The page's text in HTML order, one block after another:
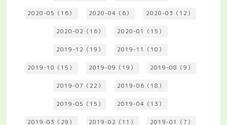
2020-05（16） 2020-04（6） 2020-03（12）
2020-02（16） 2020-01（15）
2019-12（19） 2019-11（10）
2019-10（15） 2019-09（19） 2019-08（9）
2019-07（22） 2019-06（18）
2019-05（15） 2019-04（13）
2019-03（29） 2019-02（11） 2019-01（7）